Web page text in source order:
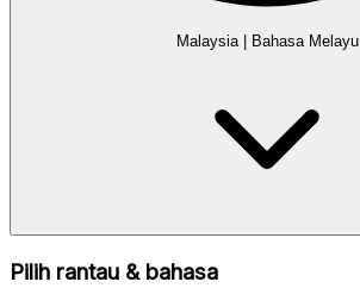
Malaysia| Bahasa Melayu
Pilih rantau & bahasa